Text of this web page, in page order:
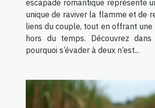
escapade romantique représente
unique de raviver la flamme et de
liens du couple, tout en offrant une
hors du temps. Découvrez
pourquoi s’évader à deux n’est...